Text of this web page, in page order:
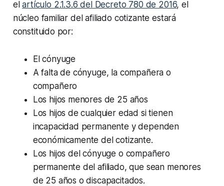
elartículo 2.1.3.6 del Decreto 780 de 2016, el
núcleo familiar del afiliado cotizante estará
constituido por:
El cónyuge
A falta de cónyuge, la compañera o
compañero
Los hijos menores de 25 años
Los hijos de cualquier edad si tienen
incapacidad permanente y dependen
económicamente del cotizante.
Los hijos del cónyuge o compañero
permanente del afiliado, que sean menores
de 25 años o discapacitados.